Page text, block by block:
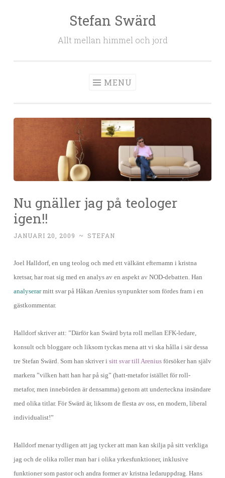
Stefan Swärd
Allt mellan himmel och jord
MENU
Nu gnäller jag på teologer
igen!!
JANUARI 20, 2009 ~ STEFAN
Joel Halldorf, en ung teolog och med ett välkänt efternamn i kristna
kretsar, har roat sig med en analys av en aspekt av NOD-debatten. Han
analyserarmitt svar på Håkan Arenius synpunkter som fördes fram i en
gästkommentar.
Halldorf skriver att: ”Därför kan Swärd byta roll mellan EFK-ledare,
konsult och bloggare och liksom tyckas mena att vi ska hålla i sär dessa
tre Stefan Swärd. Som han skriver i sitt svar till Arenius försöker han själv
markera ”vilken hatt han har på sig” (hatt-metafor istället för roll-
metafor, men innebörden är densamma) genom att underteckna insändare
med olika titlar. För Swärd är, liksom de flesta av oss, en modern, liberal
individualist!”
Halldorf menar tydligen att jag tycker att man kan skilja på sitt verkliga
jag och de olika roller man har i olika yrkesfunktioner, inklusive
funktioner som pastor och andra former av kristna ledaruppdrag. Hans